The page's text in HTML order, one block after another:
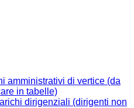
amministrativi di vertice (da
in tabelle)
dirigenziali (dirigenti non